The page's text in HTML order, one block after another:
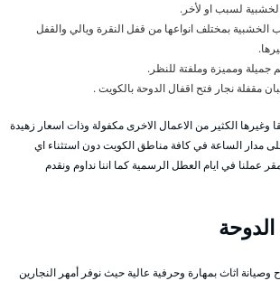
لسبب او لأخر.
الخشبية بمختلف انواعها من قفل النقرة ويالي والقفل
جميلة ومميزة وملفتة للنظر.
مقفلة نجار فتح اقفال الدوحة بالكويت .
وغيرها الكثير من الاعمال الاخرى مكفولة وذات اسعار زهيدة
على مدار الساعة في كافة مناطق الكويت دون استثناء اي
عملنا في ايام العطل الرسمية كما اننا نداوم ونقدم
وصيانة اثاث بمهارة وحرفية عالية حيث نوفر أمهر النجارين